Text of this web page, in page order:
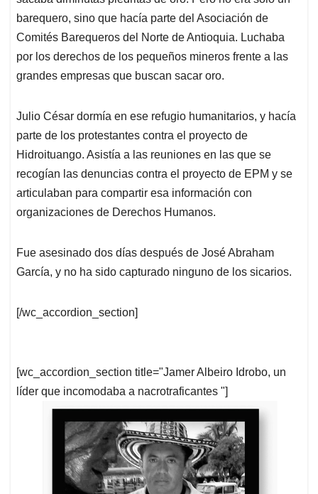
barequero, sino que hacía parte del Asociación de
Comités Barequeros del Norte de Antioquia. Luchaba
por los derechos de los pequeños mineros frente a las
grandes empresas que buscan sacar oro.
Julio César dormía en ese refugio humanitarios, y hacía
parte de los protestantes contra el proyecto de
Hidroituango. Asistía a las reuniones en las que se
recogían las denuncias contra el proyecto de EPM y se
articulaban para compartir esa información con
organizaciones de Derechos Humanos.
Fue asesinado dos días después de José Abraham
García, y no ha sido capturado ninguno de los sicarios.
[/wc_accordion_section]
[wc_accordion_section title="Jamer Albeiro Idrobo, un
líder que incomodaba a nacrotraficantes "]